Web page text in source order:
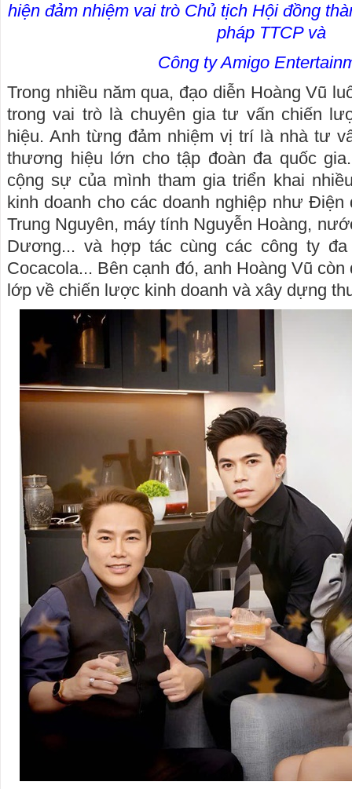
hiện đảm nhiệm vai trò Chủ tịch Hội đồng
pháp TTCP và
Công ty Amigo
Trong nhiều năm qua, đạo diễn Hoàng Vũ
trong vai trò là chuyên gia tư vấn chiến
hiệu. Anh từng đảm nhiệm vị trí là nhà tư
thương hiệu lớn cho tập đoàn đa quốc
cộng sự của mình tham gia triển khai
kinh doanh cho các doanh nghiệp như Điện
Trung Nguyên, máy tính Nguyễn Hoàng,
Dương... và hợp tác cùng các công ty
Cocacola... Bên cạnh đó, anh Hoàng Vũ
lớp về chiến lược kinh doanh và xây dựng